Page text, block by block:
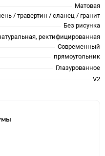
Матовая
/ травертин / сланец / гранит
Без рисунка
ректифицированная
Современный
прямоугольник
Глазурованное
V2